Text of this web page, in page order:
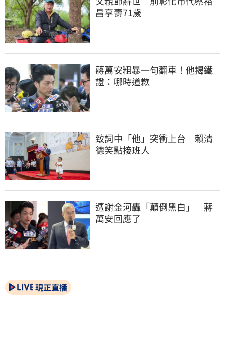
昌享壽71歲
蔣萬安粗暴一句翻車！他揭鐵
證：哪時道歉
致詞中「他」突衝上台　賴清
德笑點接班人
遭謝金河轟「顛倒黑白」　蔣
萬安回應了
現正直播